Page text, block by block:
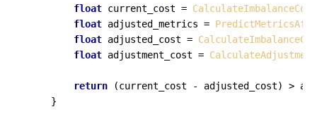
float current_cost = CalculateImbalanceCost
float adjusted_metrics =
float adjusted_cost =
float adjustment_cost =
return (current_cost - adjusted_cost) >
    }